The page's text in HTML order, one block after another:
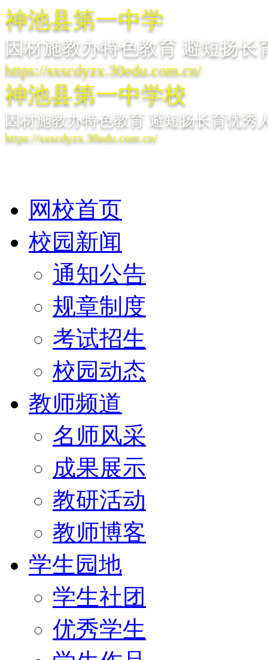
神池县第一中学
因材施教办特色教育 避短扬长
https://sxscdyzx.30edu.com.cn/
神池县第一中学校
因材施教办特色教育 避短扬长育优秀
https://sxscdyzx.30edu.com.cn/
网校首页
校园新闻
通知公告
规章制度
考试招生
校园动态
教师频道
名师风采
成果展示
教研活动
教师博客
学生园地
学生社团
优秀学生